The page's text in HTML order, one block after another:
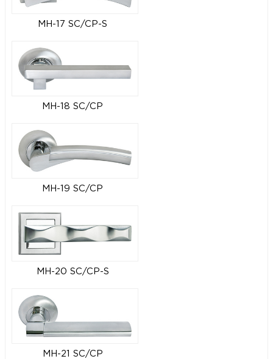
MH-17 SC/CP-S
MH-18 SC/CP
MH-19 SC/CP
MH-20 SC/CP-S
MH-21 SC/CP